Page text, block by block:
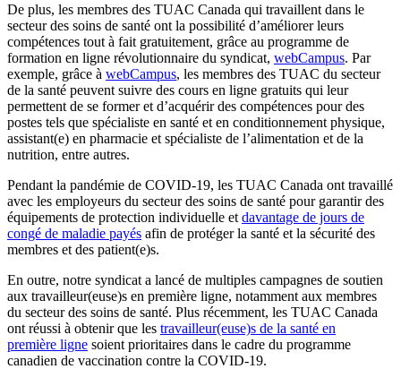
De plus, les membres des TUAC Canada qui travaillent dans le
secteur des soins de santé ont la possibilité d’améliorer leurs
compétences tout à fait gratuitement, grâce au programme de
formation en ligne révolutionnaire du syndicat, webCampus. Par
exemple, grâce à webCampus, les membres des TUAC du secteur
de la santé peuvent suivre des cours en ligne gratuits qui leur
permettent de se former et d’acquérir des compétences pour des
postes tels que spécialiste en santé et en conditionnement physique,
assistant(e) en pharmacie et spécialiste de l’alimentation et de la
nutrition, entre autres.
Pendant la pandémie de COVID‑19, les TUAC Canada ont travaillé
avec les employeurs du secteur des soins de santé pour garantir des
équipements de protection individuelle et davantage de jours de
congé de maladie payés afin de protéger la santé et la sécurité des
membres et des patient(e)s.
En outre, notre syndicat a lancé de multiples campagnes de soutien
aux travailleur(euse)s en première ligne, notamment aux membres
du secteur des soins de santé. Plus récemment, les TUAC Canada
ont réussi à obtenir que les travailleur(euse)s de la santé en
première ligne soient prioritaires dans le cadre du programme
canadien de vaccination contre la COVID‑19.